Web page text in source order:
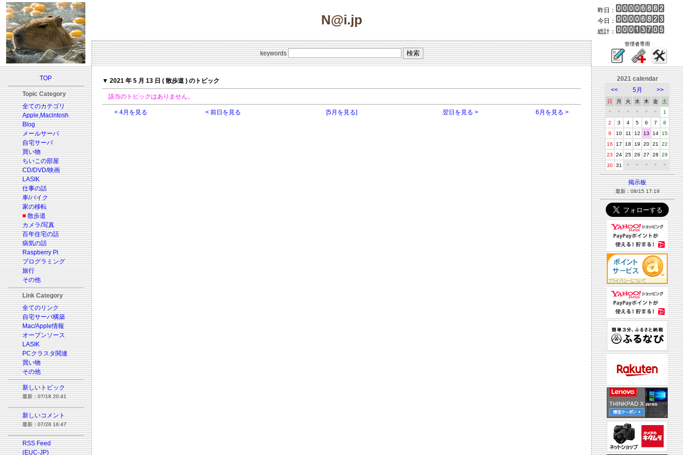
N@i.jp
昨日：
今日：
総計：
keywords
管理者専用
TOP
Topic Category
全てのカテゴリ
Apple,Macintosh
Blog
メールサーバ
自宅サーバ
買い物
ちいこの部屋
CD/DVD/映画
LASIK
仕事の話
車/バイク
家の移転
■ 散歩道
カメラ/写真
百年住宅の話
病気の話
Raspberry Pi
プログラミング
旅行
その他
Link Category
全てのリンク
自宅サーバ構築
Mac/Apple情報
オープンソース
LASIK
PCクラスタ関連
買い物
その他
新しいトピック
最新：07/18 20:41
新しいコメント
最新：07/28 16:47
RSS Feed
(EUC-JP)
▼ 2021 年 5 月 13 日 ( 散歩道 ) のトピック
該当のトピックはありません。
< 4月を見る < 前日を見る [5月を見る] 翌日を見る > 6月を見る >
2021 calendar
<<
5月 >>
日 月 火 水 木 金
土
＊
＊ ＊ ＊ ＊ ＊
1
2
3 4 5 6 7
8
9
10 11 12 13 14
15
16
17 18 19 20 21
22
23
24 25 26 27 28
29
30 31 ＊ ＊ ＊ ＊ ＊
掲示板
最新：08/15 17:19